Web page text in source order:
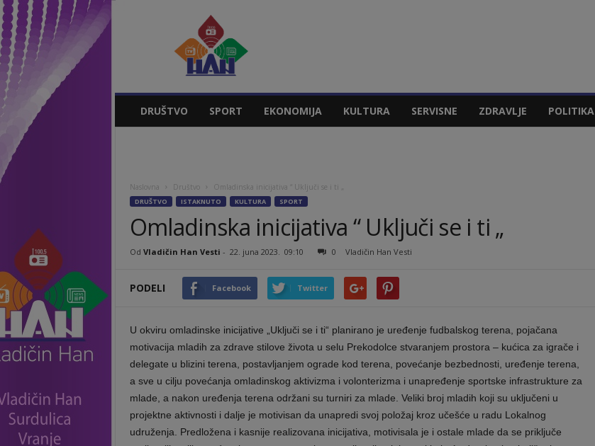
DRUŠTVO SPORT EKONOMIJA KULTURA SERVISNE ZDRAVLJE POLITIKA
Naslovna Društvo Omladinska inicijativa “ Uključi se i ti „
DRUŠTVO ISTAKNUTO KULTURA SPORT
Omladinska inicijativa “ Uključi se i ti „
Od Vladičin Han Vesti - 22. juna 2023. 09:10 0 Vladičin Han Vesti
PODELI Facebook Twitter
U okviru omladinske inicijative „Uključi se i ti“ planirano je uređenje fudbalskog terena, pojačana
motivacija mladih za zdrave stilove života u selu Prekodolce stvaranjem prostora – kućica za igrače i
delegate u blizini terena, postavljanjem ograde kod terena, povećanje bezbednosti, uređenje terena,
a sve u cilju povećanja omladinskog aktivizma i volonterizma i unapređenje sportske infrastrukture za
mlade, a nakon uređenja terena održani su turniri za mlade. Veliki broj mladih koji su uključeni u
projektne aktivnosti i dalje je motivisan da unapredi svoj položaj kroz učešće u radu Lokalnog
udruženja. Predložena i kasnije realizovana inicijativa, motivisala je i ostale mlade da se priključe